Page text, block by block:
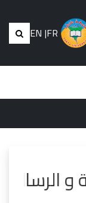
EN |FR
و